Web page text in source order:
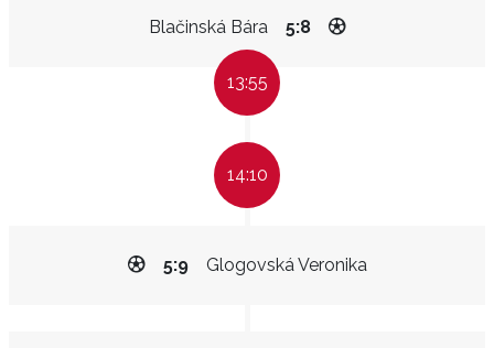
Blačinská Bára 5:8
13:55
14:10
Glogovská Veronika
5:9